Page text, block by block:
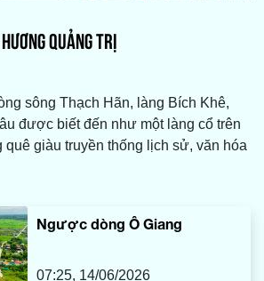
QUẢNG TRỊ
sông Thạch Hãn, làng Bích Khê,
được biết đến như một làng cổ trên
quê giàu truyền thống lịch sử, văn hóa
Ngược dòng Ô Giang
07:25, 14/06/2026